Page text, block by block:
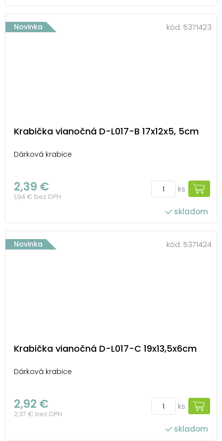
Novinka kód: 5371423
Krabička vianočná D-L017-B 17x12x5, 5cm
Dárková krabice
2,39 €
1,94 € bez DPH
ks
skladom
Novinka kód: 5371424
Krabička vianočná D-L017-C 19x13,5x6cm
Dárková krabice
2,92 €
2,37 € bez DPH
ks
skladom